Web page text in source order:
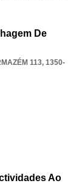
De
113, 1350-
Ao